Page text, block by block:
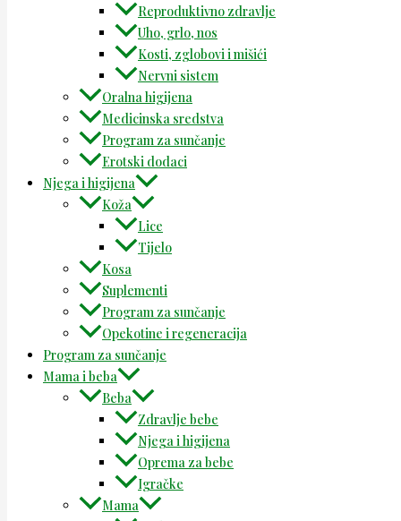
Reproduktivno zdravlje
Uho, grlo, nos
Kosti, zglobovi i mišići
Nervni sistem
Oralna higijena
Medicinska sredstva
Program za sunčanje
Erotski dodaci
Njega i higijena
Koža
Lice
Tijelo
Kosa
Suplementi
Program za sunčanje
Opekotine i regeneracija
Program za sunčanje
Mama i beba
Beba
Zdravlje bebe
Njega i higijena
Oprema za bebe
Igračke
Mama